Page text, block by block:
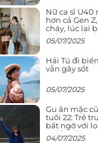
Nữ ca sĩ
hơn cả Gen
cháy, lúc lại
chính ngôn
05/07/2025
Hải Tú đi
vẫn gây sốt
05/07/2025
Gu ăn mặc
tuổi 22: Trẻ
bất ngờ với
nghìn đã
04/07/2025